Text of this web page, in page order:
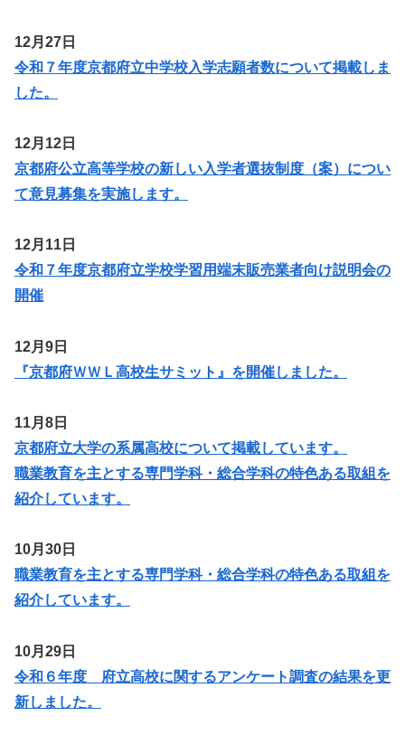
12月27日
令和７年度京都府立中学校入学志願者数について掲載しま
した。
12月12日
京都府公立高等学校の新しい入学者選抜制度（案）につい
て意見募集を実施します。
12月11日
令和７年度京都府立学校学習用端末販売業者向け説明会の
開催
12月9日
『京都府ＷＷＬ高校生サミット』を開催しました。
11月8日
京都府立大学の系属高校について掲載しています。
職業教育を主とする専門学科・総合学科の特色ある取組を
紹介しています。
10月30日
職業教育を主とする専門学科・総合学科の特色ある取組を
紹介しています。
10月29日
令和６年度 府立高校に関するアンケート調査の結果を更
新しました。